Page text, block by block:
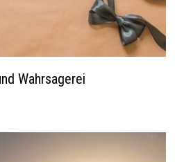
Wahrsagerei